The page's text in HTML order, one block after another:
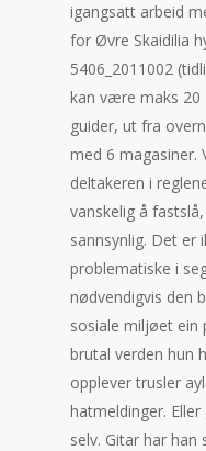
igangsatt arbeid
for Øvre Skaidilia
5406_2011002
kan være maks 20
guider, ut fra
med 6 magasiner.
deltakeren i
vanskelig å
sannsynlig. Det er
problematiske i
nødvendigvis den
sosiale miljøet ein
brutal verden hun
opplever trusler
hatmeldinger.
selv. Gitar har han